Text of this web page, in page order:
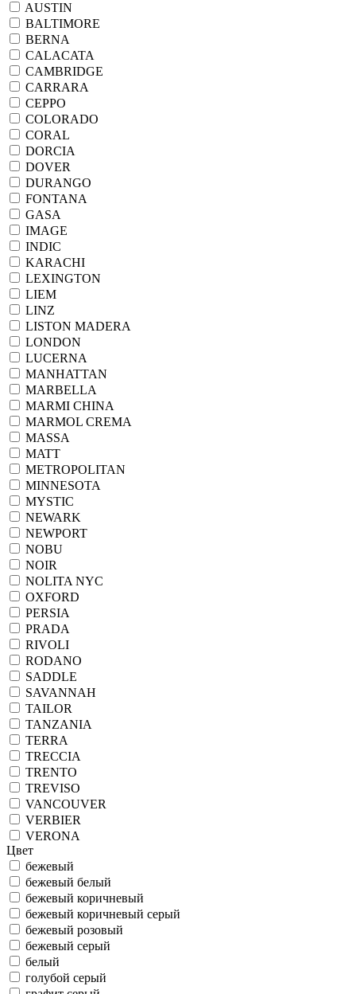
AUSTIN
BALTIMORE
BERNA
CALACATA
CAMBRIDGE
CARRARA
CEPPO
COLORADO
CORAL
DORCIA
DOVER
DURANGO
FONTANA
GASA
IMAGE
INDIC
KARACHI
LEXINGTON
LIEM
LINZ
LISTON MADERA
LONDON
LUCERNA
MANHATTAN
MARBELLA
MARMI CHINA
MARMOL CREMA
MASSA
MATT
METROPOLITAN
MINNESOTA
MYSTIC
NEWARK
NEWPORT
NOBU
NOIR
NOLITA NYC
OXFORD
PERSIA
PRADA
RIVOLI
RODANO
SADDLE
SAVANNAH
TAILOR
TANZANIA
TERRA
TRECCIA
TRENTO
TREVISO
VANCOUVER
VERBIER
VERONA
Цвет
бежевый
бежевый белый
бежевый коричневый
бежевый коричневый серый
бежевый розовый
бежевый серый
белый
голубой серый